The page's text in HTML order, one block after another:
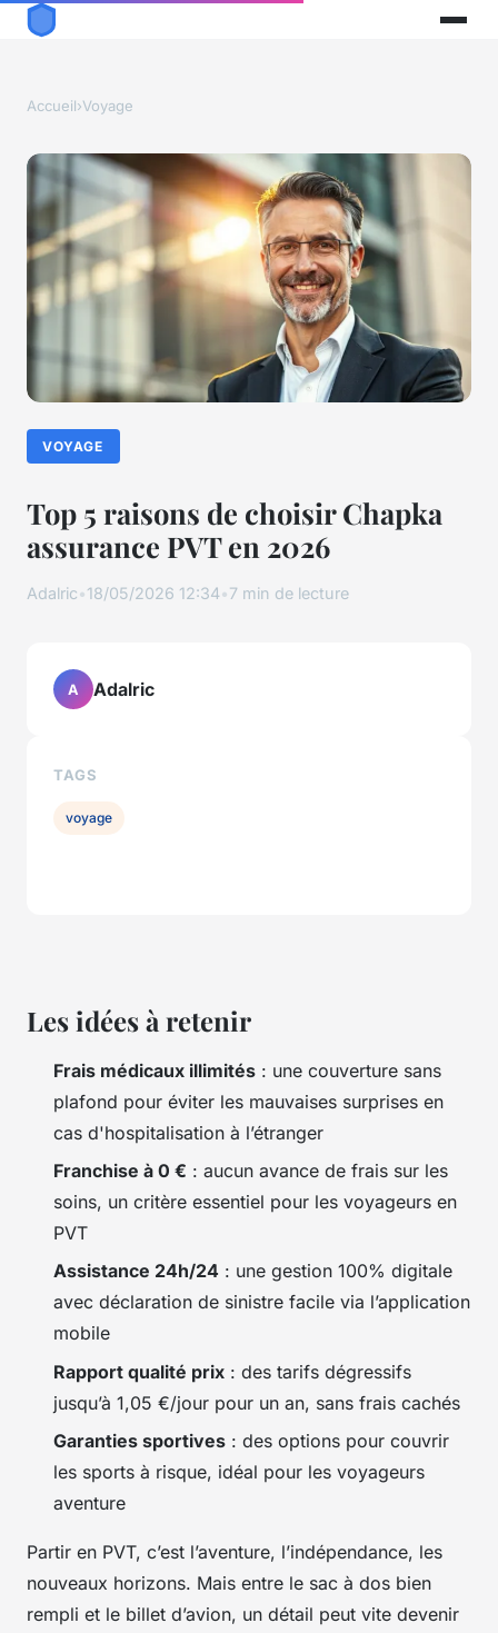
Accueil›Voyage
VOYAGE
Top 5 raisons de choisir Chapka
assurance PVT en 2026
Adalric•18/05/2026 12:34•7 min de lecture
Les idées à retenir
Frais médicaux illimités : une couverture sans
plafond pour éviter les mauvaises surprises en
cas d'hospitalisation à l’étranger
Franchise à 0 € : aucun avance de frais sur les
soins, un critère essentiel pour les voyageurs en
PVT
Assistance 24h/24 : une gestion 100% digitale
avec déclaration de sinistre facile via l’application
mobile
Rapport qualité prix : des tarifs dégressifs
jusqu’à 1,05 €/jour pour un an, sans frais cachés
Garanties sportives : des options pour couvrir
les sports à risque, idéal pour les voyageurs
aventure
Partir en PVT, c’est l’aventure, l’indépendance, les
nouveaux horizons. Mais entre le sac à dos bien
rempli et le billet d’avion, un détail peut vite devenir
A Adalric
TAGS
voyage